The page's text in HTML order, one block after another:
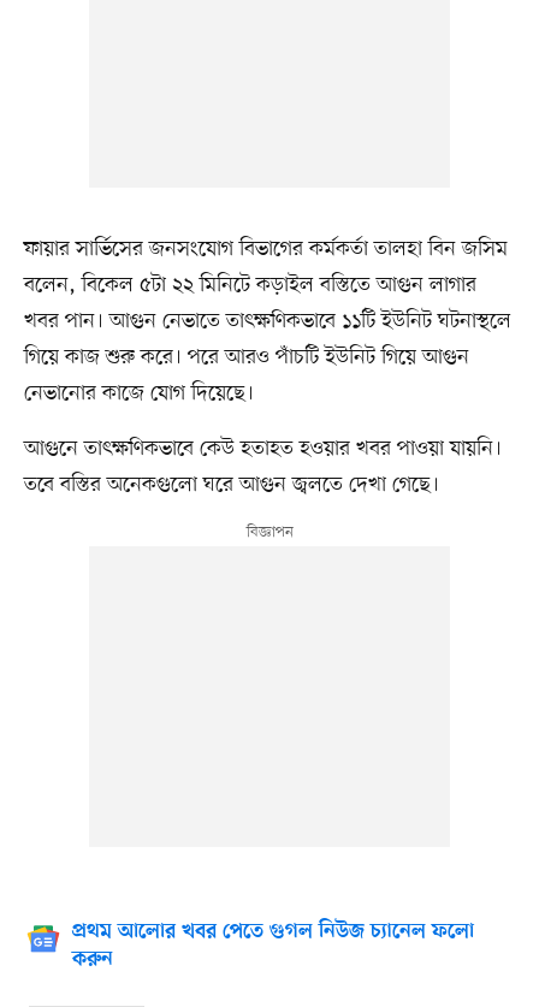
ফায়ার সার্ভিসের জনসংযোগ বিভাগের কর্মকর্তা তালহা বিন জসিম
বলেন, বিকেল ৫টা ২২ মিনিটে কড়াইল বস্তিতে আগুন লাগার
খবর পান। আগুন নেভাতে তাৎক্ষণিকভাবে ১১টি ইউনিট ঘটনাস্থলে
গিয়ে কাজ শুরু করে। পরে আরও পাঁচটি ইউনিট গিয়ে আগুন
নেভানোর কাজে যোগ দিয়েছে।
আগুনে তাৎক্ষণিকভাবে কেউ হতাহত হওয়ার খবর পাওয়া যায়নি।
তবে বস্তির অনেকগুলো ঘরে আগুন জ্বলতে দেখা গেছে।
প্রথম আলোর খবর পেতে গুগল নিউজ চ্যানেল ফলো
করুন